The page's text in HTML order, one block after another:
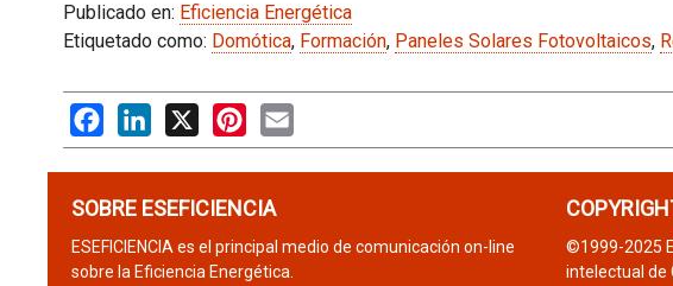
Publicado en: Eficiencia Energética
Etiquetado como: Domótica, Formación, Paneles Solares Fotovoltaicos,
FacebookLinkedIn
X PinterestEmail
SOBRE ESEFICIENCIA
ESEFICIENCIA es el principal medio de comunicación on-line
sobre la Eficiencia Energética.
©1999-2025
intelectual de